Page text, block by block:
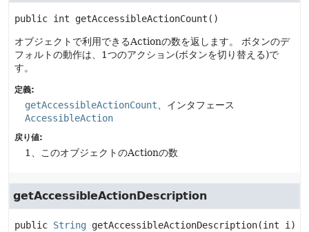
public int getAccessibleActionCount ()
オブジェクトで利用できるActionの数を返します。
ボタンのデ
フォルトの動作は、1つのアクション(ボタンを切り替える)で
す。
定義:
getAccessibleActionCount 、インタフェース
AccessibleAction
戻り値:
1、このオブジェクトのActionの数
getAccessibleActionDescription
public String getAccessibleActionDescription(int i)